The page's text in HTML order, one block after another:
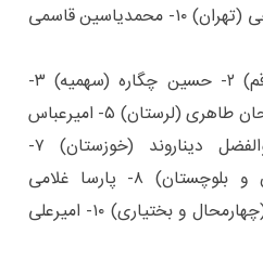
(مرکزی) ۹- محمدامین فتاحی (تهران) ۱۰- محمدیاسین قاسمی
۳۸ کیوگرم: ۱- علی بزرگی (قم) ۲- حسین چگاره (سهمیه) ۳-
مرتضی کاظمی (فارس) و سبحان طاهری (لرستان) ۵- امیرعباس
نجف زاده (زنجان) و ابوالفضل دیناروند (خوزستان) ۷-
محمدصادق ریگی (سیستان و بلوچستان) ۸- پارسا غلامی
(تهران) ۹- امیررضا عسگری (چهارمحال و بختیاری) ۱۰- امیرعلی